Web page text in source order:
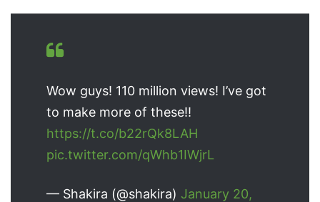
Wow guys! 110 million views! I’ve got
to make more of these!!
https://t.co/b22rQk8LAH
pic.twitter.com/qWhb1IWjrL
— Shakira (@shakira) January 20,